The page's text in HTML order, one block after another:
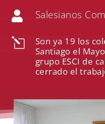
 Salesianos
l
Son ya 19 los
Santiago el
grupo ESCI de
cerrado el